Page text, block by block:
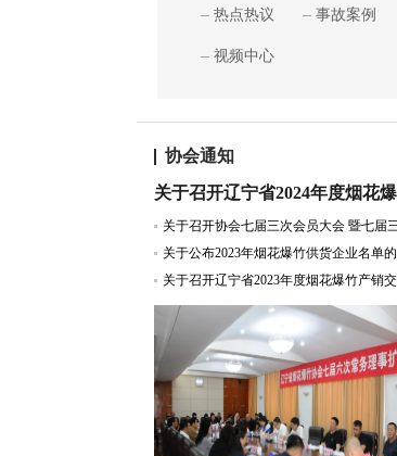
热点热议 事故案例
视频中心
协会通知
关于公布2023年烟花爆竹供货企业名单